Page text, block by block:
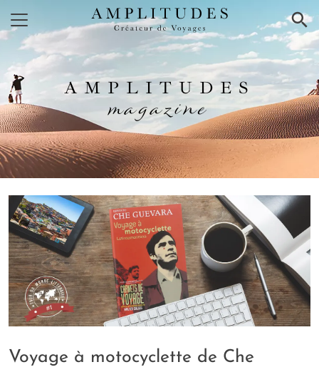
×
AMPLITUDES
magazine
Voyage à motocyclette de Che